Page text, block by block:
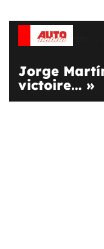
Jorge
victoire… »